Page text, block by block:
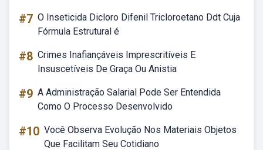
#7 O Inseticida Dicloro Difenil Tricloroetano Ddt Cuja
Fórmula Estrutural é
#8 Crimes Inafiançáveis Imprescritíveis E
Insuscetíveis De Graça Ou Anistia
#9 A Administração Salarial Pode Ser Entendida
Como O Processo Desenvolvido
#10 Você Observa Evolução Nos Materiais Objetos
Que Facilitam Seu Cotidiano